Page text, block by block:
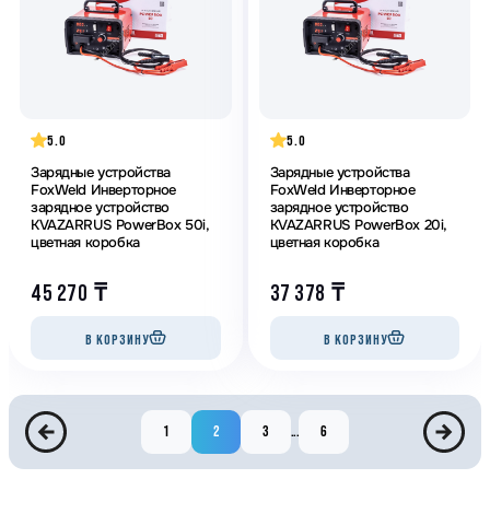
5.0
Зарядные устройства
FoxWeld Инверторное
зарядное устройство
KVAZARRUS PowerBox 50i,
цветная коробка
45 270 ₸
В КОРЗИНУ
5.0
Зарядные устройства
FoxWeld Инверторное
зарядное устройство
KVAZARRUS PowerBox 20i,
цветная коробка
37 378 ₸
В КОРЗИНУ
1 2 3 ... 6